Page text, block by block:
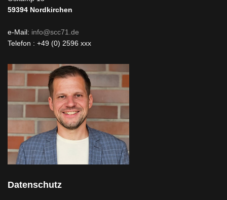
59394 Nordkirchen
e-Mail: info@scc71.de
Telefon : +49 (0) 2596 xxx
Datenschutz